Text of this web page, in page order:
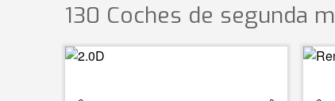
130 Coches de segunda